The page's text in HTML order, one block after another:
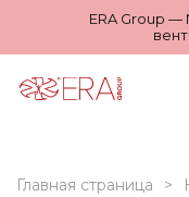
ERA Group
Главная страница